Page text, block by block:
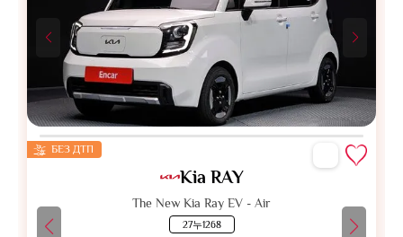
БЕЗ ДТП
Kia RAY
The New Kia Ray EV - Air
27누1268